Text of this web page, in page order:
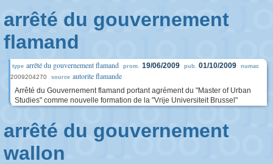
arrêté du gouvernement
flamand
type arrêté du gouvernement flamand prom. 19/06/2009 pub. 01/10/2009 numac
2009204270 source autorite flamande
Arrêté du Gouvernement flamand portant agrément du "Master of Urban
Studies" comme nouvelle formation de la "Vrije Universiteit Brussel"
arrêté du gouvernement
wallon